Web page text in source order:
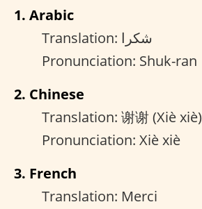
1. Arabic
Translation: شكرا
Pronunciation: Shuk-ran
2. Chinese
Translation: 谢谢 (Xiè xiè)
Pronunciation: Xiè xiè
3. French
Translation: Merci